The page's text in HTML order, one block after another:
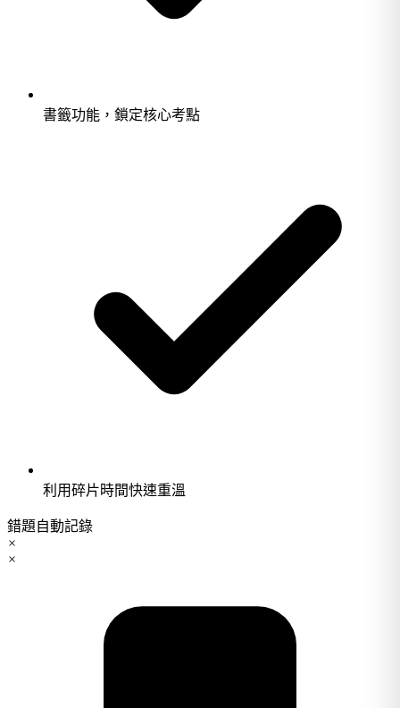
書籤功能，鎖定核心考點
利用碎片時間快速重溫
錯題自動記錄
×
×